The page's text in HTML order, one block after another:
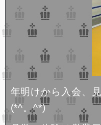
年明けから入会、
(*^。^*)